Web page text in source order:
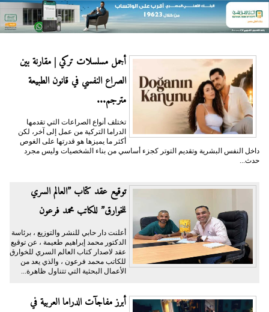
أجمل مسلسلات تركي | مقارنة بين
الصراع النفسي في قانون الطبيعة
مترجم...
تختلف أنواع الصراعات التي تقدمها
الدراما التركية من عمل إلى آخر، لكن
أكثر ما يميزها هو قدرتها على الغوص
داخل النفس البشرية وتقديم التوتر كجزء أساسي من بناء الشخصيات وليس مجرد
حدث...
توقيع عقد كتاب ”العالم السري
للخوارق” للكاتب محمد فرعون
أعلنت دار حابي للنشر والتوزيع ، برئاسة
الدكتور محمد إبراهيم طعيمة ، عن توقيع
عقد لاصدار كتاب العالم السري للخوارق
للكاتب محمد فرعون ، والذي يعد من
الأعمال البحثية التي تتناول ظاهرة...
أبرز مفاجآت الدراما العربية في